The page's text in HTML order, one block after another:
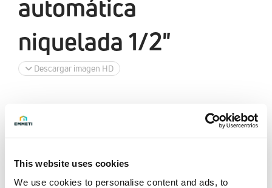
This website uses cookies
We use cookies to personalise content and ads, to
automática
niquelada 1/2"
Descargar imagen HD